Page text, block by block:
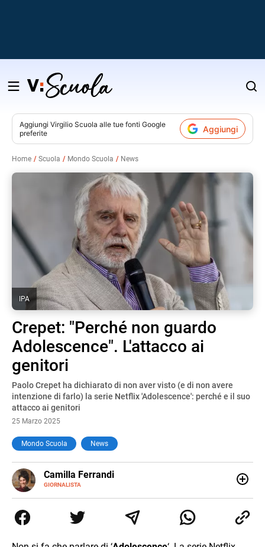
Salta
contenuto
Aggiungi Virgilio Scuola alle tue fonti Google
preferite
Aggiungi
Home Scuola Mondo Scuola News
IPA
Crepet: "Perché non guardo
Adolescence". L'attacco ai
genitori
Paolo Crepet ha dichiarato di non aver visto (e di non avere
intenzione di farlo) la serie Netflix 'Adolescence': perché e il suo
attacco ai genitori
25 Marzo 2025
Mondo Scuola News
Camilla Ferrandi
GIORNALISTA
E-
MAIL
LINKEDIN
di trasformare la passione per la scrittura in un lavoro, e
da lì non mi sono più fermata. L’attualità è il mio pane